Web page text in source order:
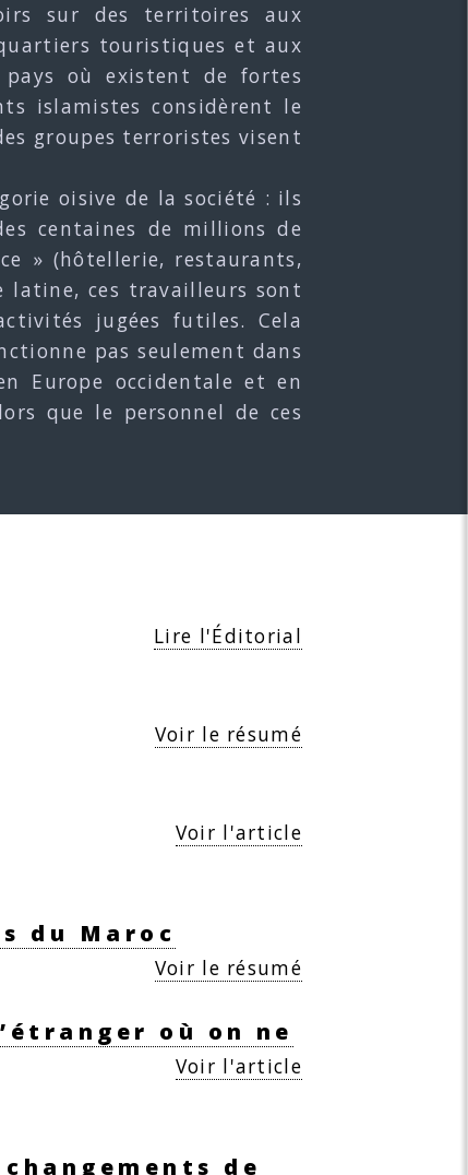
sur des territoires aux
touristiques et aux
où existent de fortes
islamistes considèrent le
groupes terroristes visent
oisive de la société : ils
centaines de millions de
» (hôtellerie, restaurants,
latine, ces travailleurs sont
jugées futiles. Cela
pas seulement dans
Europe occidentale et en
que le personnel de ces
Lire l'Éditorial
Voir le résumé
Voir l'article
du Maroc
Voir le résumé
où on ne
Voir l'article
de